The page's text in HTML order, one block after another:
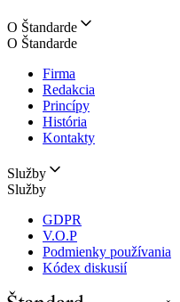
O Štandarde
O Štandarde
Firma
Redakcia
Princípy
História
Kontakty
Služby
Služby
GDPR
V.O.P
Podmienky používania
Kódex diskusií